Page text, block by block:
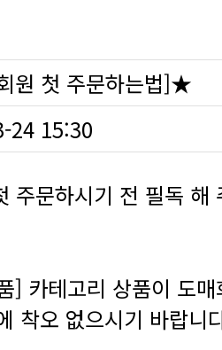
원 첫 주문하는법]★
24 15:30
주문하시기 전 필독 해
] 카테고리 상품이 도
착오 없으시기 바랍니